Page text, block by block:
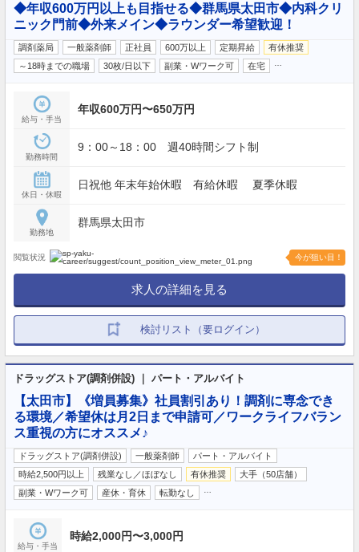
◆年収600万円以上も目指せる◆群馬県太田市◆内科クリ
ニック門前◆外来メイン◆ラウンダー希望歓迎！
調剤薬局 一般薬剤師 正社員 600万以上 定期昇給
有休推奨
～18時までの職場
30枚/日以下 副業・Wワーク可 在宅
給与・手当
年収600万円〜650万円
勤務時間
9：00～18：00 週40時間シフト制
休日・休暇
日祝他 年末年始休暇 有給休暇 夏季休暇
勤務地
群馬県太田市
閲覧状況 今が狙い目！
求人の詳細を見る
検討リスト（要ログイン）
ドラッグストア(調剤併設) ｜ パート・アルバイト
【太田市】《増員募集》社員割引あり！調剤に専念でき
る環境／希望休は月2日まで申請可／ワークライフバラン
ス重視の方にオススメ♪
ドラッグストア(調剤併設) 一般薬剤師
パート・アルバイト
時給2,500円以上
残業なし／ほぼなし 有休推奨
大手（50店舗）
副業・Wワーク可
産休・育休 転勤なし
給与・手当
時給2,000円〜3,000円